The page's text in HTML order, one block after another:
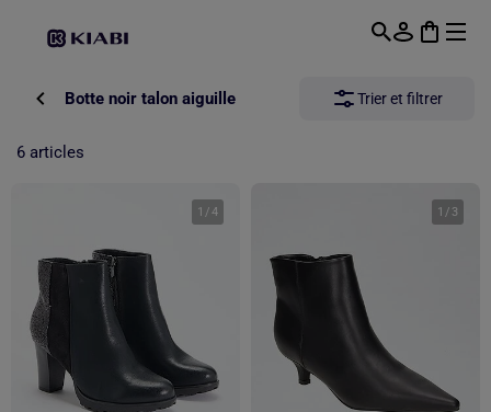
Botte noir talon aiguille Trier et filtrer
6 articles
1 /4 1 / 3